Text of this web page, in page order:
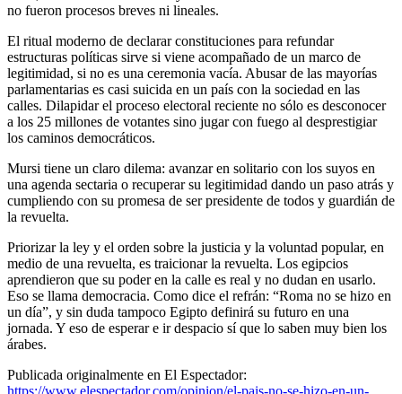
no fueron procesos breves ni lineales.
El ritual moderno de declarar constituciones para refundar
estructuras políticas sirve si viene acompañado de un marco de
legitimidad, si no es una ceremonia vacía. Abusar de las mayorías
parlamentarias es casi suicida en un país con la sociedad en las
calles. Dilapidar el proceso electoral reciente no sólo es desconocer
a los 25 millones de votantes sino jugar con fuego al desprestigiar
los caminos democráticos.
Mursi tiene un claro dilema: avanzar en solitario con los suyos en
una agenda sectaria o recuperar su legitimidad dando un paso atrás y
cumpliendo con su promesa de ser presidente de todos y guardián de
la revuelta.
Priorizar la ley y el orden sobre la justicia y la voluntad popular, en
medio de una revuelta, es traicionar la revuelta. Los egipcios
aprendieron que su poder en la calle es real y no dudan en usarlo.
Eso se llama democracia. Como dice el refrán: “Roma no se hizo en
un día”, y sin duda tampoco Egipto definirá su futuro en una
jornada. Y eso de esperar e ir despacio sí que lo saben muy bien los
árabes.
Publicada originalmente en El Espectador:
https://www.elespectador.com/opinion/el-pais-no-se-hizo-en-un-